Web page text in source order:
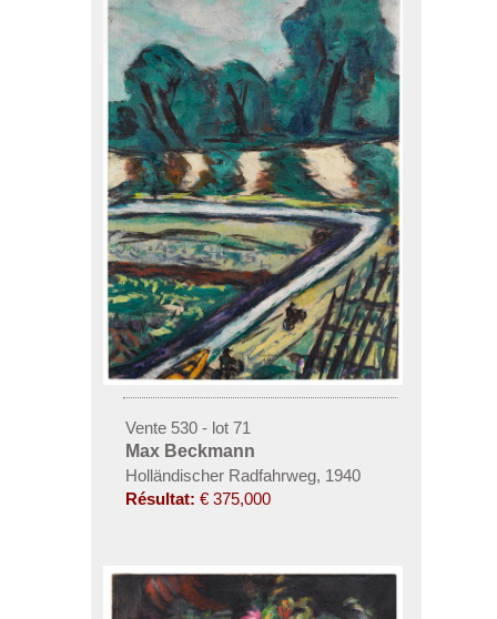
Vente 530 - lot 71
Max Beckmann
Holländischer Radfahrweg, 1940
Résultat: € 375,000